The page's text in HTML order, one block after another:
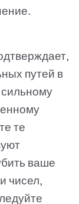
путей в
сильному
те
ваше
чисел,